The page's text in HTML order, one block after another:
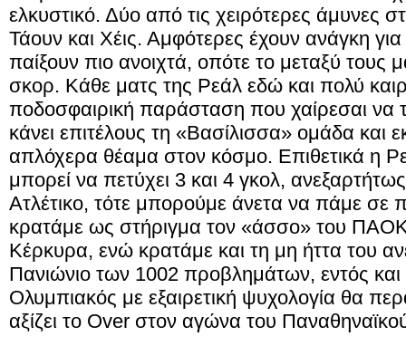
ελκυστικό. Δύο από τις χειρότερες άμυνες
Τάουν και Χέις. Αμφότερες έχουν ανάγκη
παίξουν πιο ανοιχτά, οπότε το μεταξύ τους
σκορ. Κάθε ματς της Ρεάλ εδώ και πολύ
ποδοσφαιρική παράσταση που χαίρεσαι να
κάνει επιτέλους τη «Βασίλισσα» ομάδα και
απλόχερα θέαμα στον κόσμο. Επιθετικά η
μπορεί να πετύχει 3 και 4 γκολ,
Ατλέτικο, τότε μπορούμε άνετα να πάμε
κρατάμε ως στήριγμα τον «άσσο» του
Κέρκυρα, ενώ κρατάμε και τη μη ήττα του
Πανιώνιο των 1002 προβλημάτων, εντός
Ολυμπιακός με εξαιρετική ψυχολογία θα
αξίζει το Over στον αγώνα του